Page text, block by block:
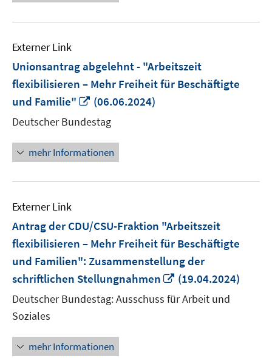
Externer Link
Unionsantrag abgelehnt - "Arbeitszeit
flexibilisieren – Mehr Freiheit für Beschäftigte
und Familie"
In
Fenster
öffnen
(06.06.2024)
Deutscher Bundestag
mehr Informationen
Externer Link
Antrag der CDU/CSU-Fraktion "Arbeitszeit
flexibilisieren – Mehr Freiheit für Beschäftigte
und Familien": Zusammenstellung der
schriftlichen Stellungnahmen
In
neuem
Fenster
(19.04.2024)
Deutscher Bundestag: Ausschuss für Arbeit und
Soziales
mehr Informationen